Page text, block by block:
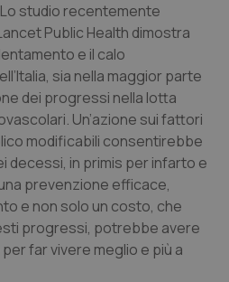
urogenitali
studio recentemente
Public Health dimostra
e il calo
sia nella maggior parte
dei progressi nella lotta
Un’azione sui fattori
modificabili consentirebbe
decessi, in primis per infarto e
prevenzione efficace,
e non solo un costo, che
progressi, potrebbe avere
far vivere meglio e più a